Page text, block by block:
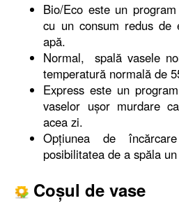
Bio/Eco este un
cu un consum redus de
apă.
Normal, spală vasele
temperatură normală de
Express este un
vaselor ușor murdare
acea zi.
Opţiunea de
posibilitatea de a spăla
Coşul de vase